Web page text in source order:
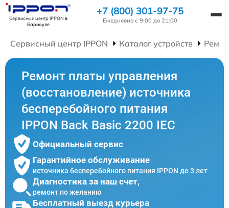
Сервисный центр IPPON в
Барнауле
+7 (800) 301-97-75
Ежедневно с 9:00 до 21:00
Сервисный центр IPPON Каталог устройств
Ремонт платы управления
(восстановление) источника
бесперебойного питания
IPPON Back Basic 2200 IEC
Официальный сервис
Гарантийное обслуживание
источника бесперебойного питания IPPON до 3 лет
Диагностика за наш счет,
ремонт по желанию
Бесплатный выезд курьера